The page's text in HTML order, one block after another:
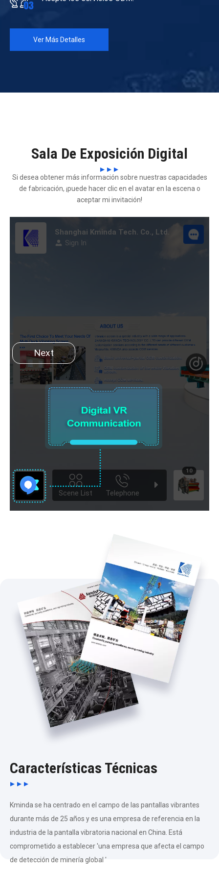
Ver Más Detalles
Sala De Exposición Digital
Si desea obtener más información sobre nuestras capacidades
de fabricación, ¡puede hacer clic en el avatar en la escena o
aceptar mi invitación!
Características Técnicas
Kminda se ha centrado en el campo de las pantallas vibrantes
durante más de 25 años y es una empresa de referencia en la
industria de la pantalla vibratoria nacional en China. Está
comprometido a establecer 'una empresa que afecta el campo
de detección de minería global '